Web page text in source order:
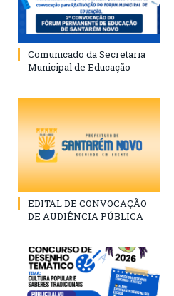
Comunicado da Secretaria
Municipal de Educação
EDITAL DE CONVOCAÇÃO
DE AUDIÊNCIA PÚBLICA